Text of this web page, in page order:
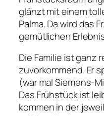
glänzt mit einem
Palma. Da wird das
gemütlichen
Die Familie ist ganz
zuvorkommend. Er
(war mal Siemens-
Das Frühstück ist
kommen in der